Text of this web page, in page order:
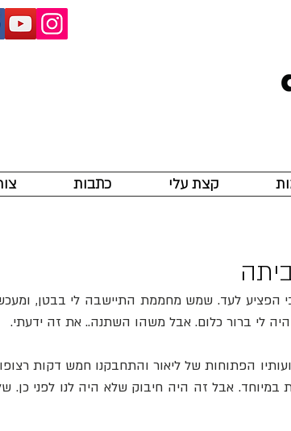
כתבות קצת עלי
לי ברור כלום. אבל משהו השתנה.. את זה ידעתי.